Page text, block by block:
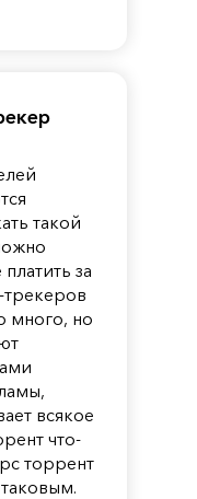
такой
за
трекеров
много, но
всякое
что-
торрент